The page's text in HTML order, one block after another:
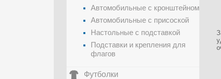
Автомобильные с кронштейном
Автомобильные с присоской
Настольные с подставкой
Подставки и крепления для
флагов
Футболки